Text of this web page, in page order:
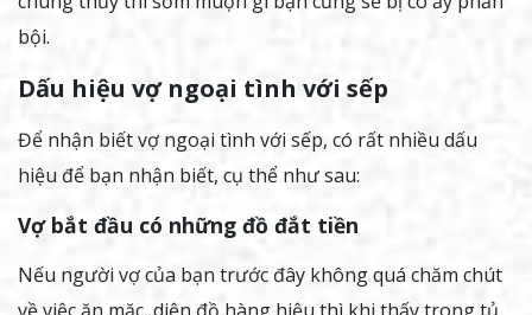
bội.
Dấu hiệu vợ ngoại tình với sếp
Để nhận biết vợ ngoại tình với sếp, có rất nhiều dấu
hiệu để bạn nhận biết, cụ thể như sau:
Vợ bắt đầu có những đồ đắt tiền
Nếu người vợ của bạn trước đây không quá chăm chút